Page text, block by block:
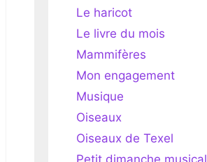
Le haricot
Le livre du mois
Mammifères
Mon engagement
Musique
Oiseaux
Oiseaux de Texel
Petit dimanche musical